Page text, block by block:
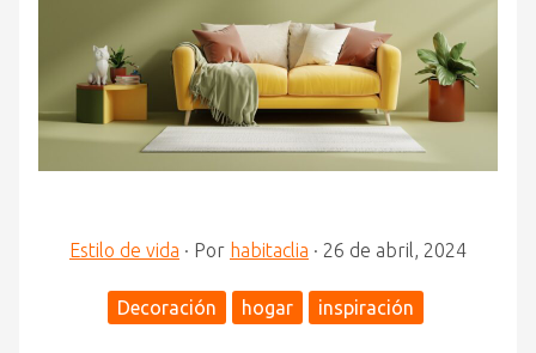
Estilo de vida · Por habitaclia · 26 de abril, 2024
Decoración hogar inspiración